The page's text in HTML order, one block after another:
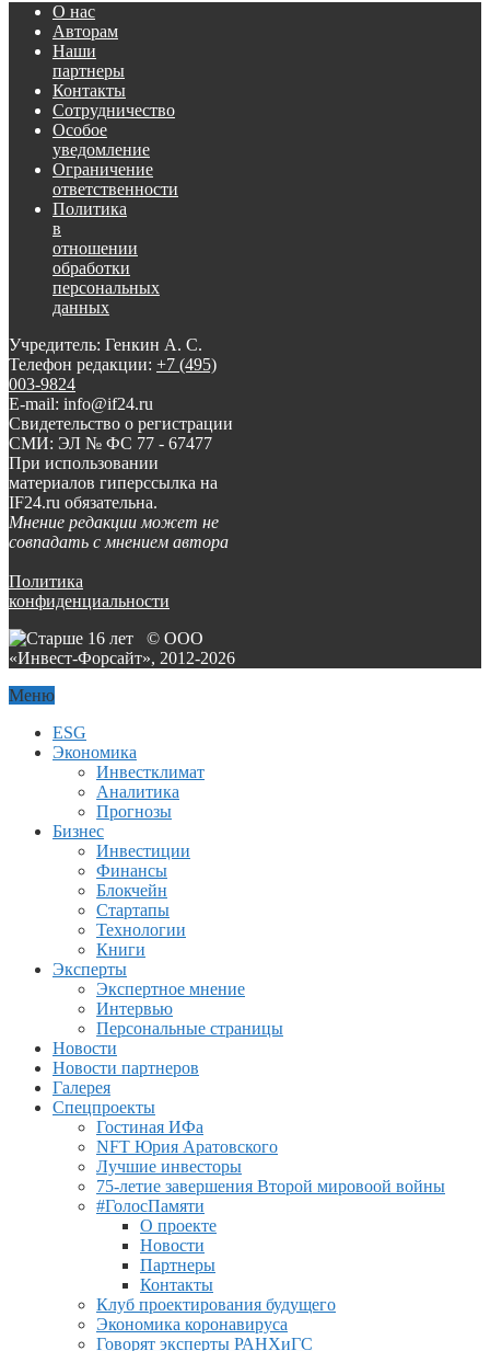
О нас
Авторам
Наши
партнеры
Контакты
Сотрудничество
Особое
уведомление
Ограничение
ответственности
Политика
в
отношении
обработки
персональных
данных
Учредитель: Генкин А. С.
Телефон редакции: +7 (495)
003-9824
E-mail: info@if24.ru
Свидетельство о регистрации
СМИ: ЭЛ № ФС 77 - 67477
При использовании
материалов гиперссылка на
IF24.ru обязательна.
Мнение редакции может не
совпадать с мнением автора
Политика
конфиденциальности
© ООО
«Инвест-Форсайт», 2012-2026
Меню
ESG
Экономика
Инвестклимат
Аналитика
Прогнозы
Бизнес
Инвестиции
Финансы
Блокчейн
Стартапы
Технологии
Книги
Эксперты
Экспертное мнение
Интервью
Персональные страницы
Новости
Новости партнеров
Галерея
Спецпроекты
Гостиная ИФа
NFT Юрия Аратовского
Лучшие инвесторы
75-летие завершения Второй мировоой войны
#ГолосПамяти
О проекте
Новости
Партнеры
Контакты
Клуб проектирования будущего
Экономика коронавируса
Говорят эксперты РАНХиГС